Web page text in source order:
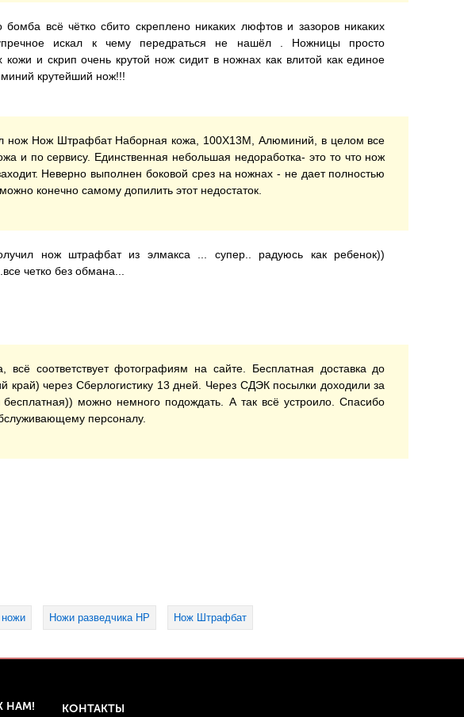
бомба всё чётко сбито скреплено никаких люфтов и зазоров никаких
искал к чему передраться не нашёл . Ножницы просто
кожи и скрип очень крутой нож сидит в ножнах как влитой как единое
крутейший нож!!!
нож Нож Штрафбат Наборная кожа, 100Х13М, Алюминий, в целом все
и по сервису. Единственная небольшая недоработка- это то что нож
Неверно выполнен боковой срез на ножнах - не дает полностью
конечно самому допилить этот недостаток.
нож штрафбат из элмакса ... супер.. радуюсь как ребенок))
четко без обмана...
всё соответствует фотографиям на сайте. Бесплатная доставка до
край) через Сберлогистику 13 дней. Через СДЭК посылки доходили за
можно немного подождать. А так всё устроило. Спасибо
персоналу.
Ножи разведчика НР Нож Штрафбат
НАМ! КОНТАКТЫ